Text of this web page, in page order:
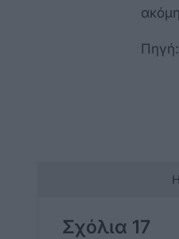
Πηγή:
Σχόλια 17